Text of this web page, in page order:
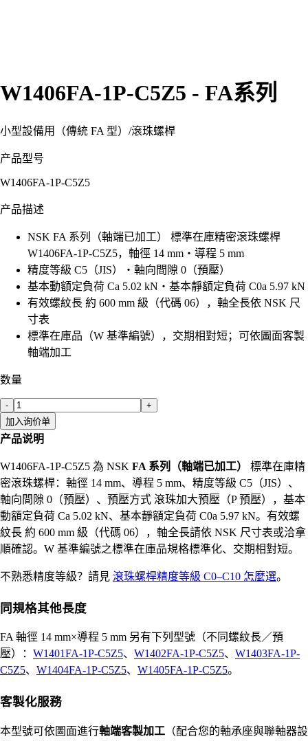
W1406FA-1P-C5Z5 - FA系列
小型設備用（傳統 FA 型） /滾珠螺桿
产品型号
W1406FA-1P-C5Z5
产品描述
NSK FA 系列（軸端已加工） 標準在庫精密滾珠螺桿
W1406FA-1P-C5Z5，軸徑 14 mm・導程 5 mm
精度等級 C5（JIS）・軸向間隙 0（預壓）
基本動額定負荷 Ca 5.02 kN・基本靜額定負荷 C0a 5.97 kN
有效螺紋長 約 600 mm 級（代碼 06），軸全長依 NSK 尺
寸表
標準在庫品（W 基準編號），交期相對短；可依圖面客製
軸端加工
数量
-
+
加入询价单
产品说明
W1406FA-1P-C5Z5 為 NSK FA 系列（軸端已加工）
標準在庫精
密滾珠螺桿：軸徑 14 mm、導程 5 mm、精度等級 C5（JIS）、
軸向間隙 0（預壓）、預壓方式 滾珠加大預壓（P 預壓），基本
動額定負荷 Ca 5.02 kN、基本靜額定負荷 C0a 5.97 kN。有效螺
紋長 約 600 mm 級（代碼 06），軸全長請依 NSK 尺寸表或洽拿
順確認。W 基準編號之標準在庫品規格標準化、交期相對短。
不熟悉精度等級？請見 滾珠螺桿精度等級 C0–C10 怎麼選。
同規格其他長度
FA 軸徑 14 mm×導程 5 mm 另有下列型號（不同螺紋長／預
壓）： W1401FA-1P-C5Z5、 W1402FA-1P-C5Z5、 W1403FA-1P-
C5Z5、 W1404FA-1P-C5Z5、 W1405FA-1P-C5Z5。
客製化服務
本型號可依圖面進行軸端客製加工 （配合您的軸承座與聯軸器設